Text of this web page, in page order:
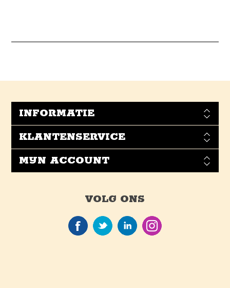
INFORMATIE
KLANTENSERVICE
MIJN ACCOUNT
VOLG ONS